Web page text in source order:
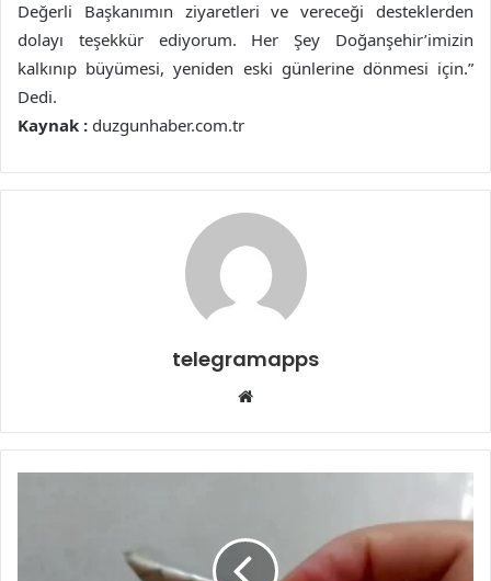
Değerli Başkanımın ziyaretleri ve vereceği desteklerden
dolayı teşekkür ediyorum. Her Şey Doğanşehir’imizin
kalkınıp büyümesi, yeniden eski günlerine dönmesi için.”
Dedi.
Kaynak : duzgunhaber.com.tr
telegramapps
Web